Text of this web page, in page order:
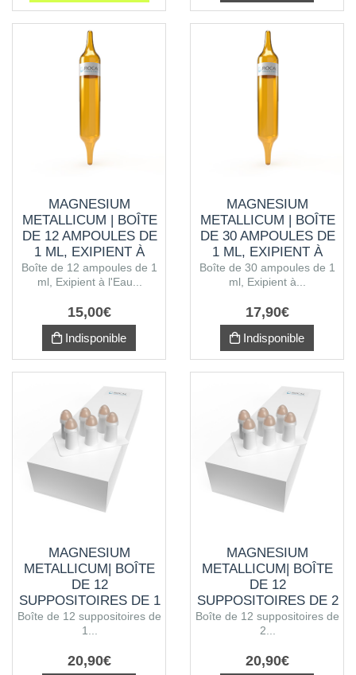
MAGNESIUM
METALLICUM | BOÎTE
DE 12 AMPOULES DE
1 ML, EXIPIENT À
L'EAU PURIFIÉE
Boîte de 12 ampoules de 1
ml, Exipient à l'Eau...
15,00€
Indisponible
MAGNESIUM
METALLICUM | BOÎTE
DE 30 AMPOULES DE
1 ML, EXIPIENT À
L'ALCOOL
Boîte de 30 ampoules de 1
ml, Exipient à...
17,90€
Indisponible
MAGNESIUM
METALLICUM| BOÎTE
DE 12
SUPPOSITOIRES DE 1
G
Boîte de 12 suppositoires de
1...
20,90€
MAGNESIUM
METALLICUM| BOÎTE
DE 12
SUPPOSITOIRES DE 2
G
Boîte de 12 suppositoires de
2...
20,90€